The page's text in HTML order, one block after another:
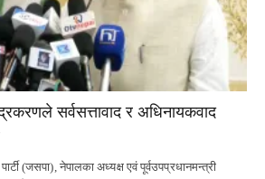
सर्वसत्तावाद र अधिनायकवाद
(जसपा), नेपालका अध्यक्ष एवं पूर्वउपप्रधानमन्त्री